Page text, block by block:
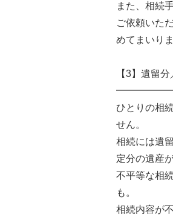
また、相続
ご依頼いた
めてまいりま
【3】遺留
ひとりの相
せん。
相続には遺
定分の遺産
不平等な相
も。
相続内容が